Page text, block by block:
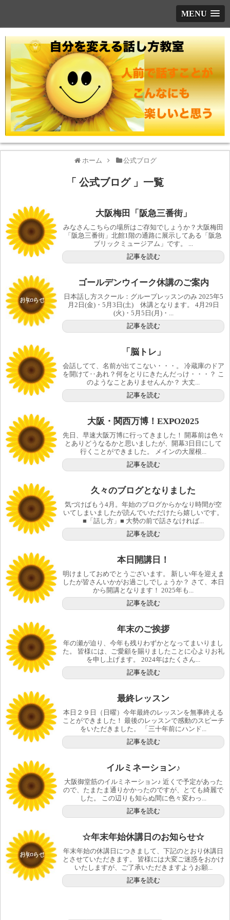
MENU
ホーム 公式ブログ
「 公式ブログ 」一覧
大阪梅田「阪急三番街」
みなさんこちらの場所はご存知でしょうか？大阪梅田
「阪急三番街」北館1階の通路に展示してある「阪急
ブリックミュージアム」です。 ...
記事を読む
ゴールデンウイーク休講のご案内
日本話し方スクール：グループレッスンのみ 2025年5
月2日(金)・5月3日(土) 休講となります。 4月29日
(火)・5月5日(月)・...
記事を読む
「脳トレ」
会話してて、名前が出てこない・・・。 冷蔵庫のドア
を開けて‥あれ？何をとりにきたんだっけ・・・？ こ
のようなことありませんんか？ 大丈...
記事を読む
大阪・関西万博！EXPO2025
先日、早速大阪万博に行ってきました！ 開幕前は色々
とありどうなるかと思いましたが、開幕3日目にして
行くことができました。 メインの大屋根...
記事を読む
久々のブログとなりました
気づけばもう4月。年始のブログからかなり時間が空
いてしまいましたが読んでいただけたら嬉しいです。
■「話し方」■ 大勢の前で話さなければ...
記事を読む
本日開講日！
明けましておめでとうございます。 新しい年を迎えま
したが皆さんいかがお過ごしでしょうか？ さて、本日
から開講となります！ 2025年も...
記事を読む
年末のご挨拶
年の瀬が迫り、今年も残りわずかとなってまいりまし
た。 皆様には、ご愛顧を賜りましたことに心よりお礼
を申し上げます。 2024年はたくさん...
記事を読む
最終レッスン
本日２９日（日曜）今年最終のレッスンを無事終える
ことができました！ 最後のレッスンで感動のスピーチ
をいただきました。 「三十年前にハンド...
記事を読む
イルミネーション♪
大阪御堂筋のイルミネーション♪ 近くで予定があった
ので、たまたま通りかかったのですが、とても綺麗で
した。 この辺りも知らぬ間に色々変わっ...
記事を読む
☆年末年始休講日のお知らせ☆
年末年始の休講日につきまして、下記のとおり休講日
とさせていただきます。 皆様には大変ご迷惑をおかけ
いたしますが、ご了承いただきますようお願...
記事を読む